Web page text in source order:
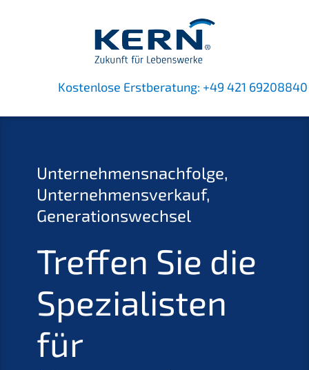
Kostenlose Erstberatung: +49 421 69208840
Unternehmensnachfolge,
Unternehmensverkauf,
Generationswechsel
Treffen Sie die
Spezialisten
für